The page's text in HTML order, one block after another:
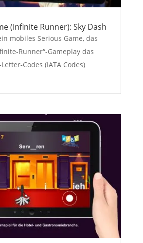
(Infinite Runner): Sky Dash
mobiles Serious Game, das
Runner“-Gameplay das
Codes (IATA Codes)